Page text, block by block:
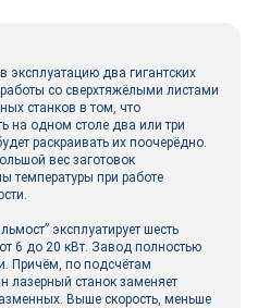
эксплуатацию два гигантских
со сверхтяжёлыми листами
станков в том, что
на одном столе два или три
раскраивать их поочерёдно.
вес заготовок
температуры при работе
эксплуатирует шесть
6 до 20 кВт. Завод полностью
Причём, по подсчётам
лазерный станок заменяет
Выше скорость, меньше